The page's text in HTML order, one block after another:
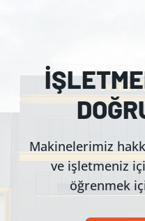
Makinelerimiz
ve işletmeniz
öğrenmek